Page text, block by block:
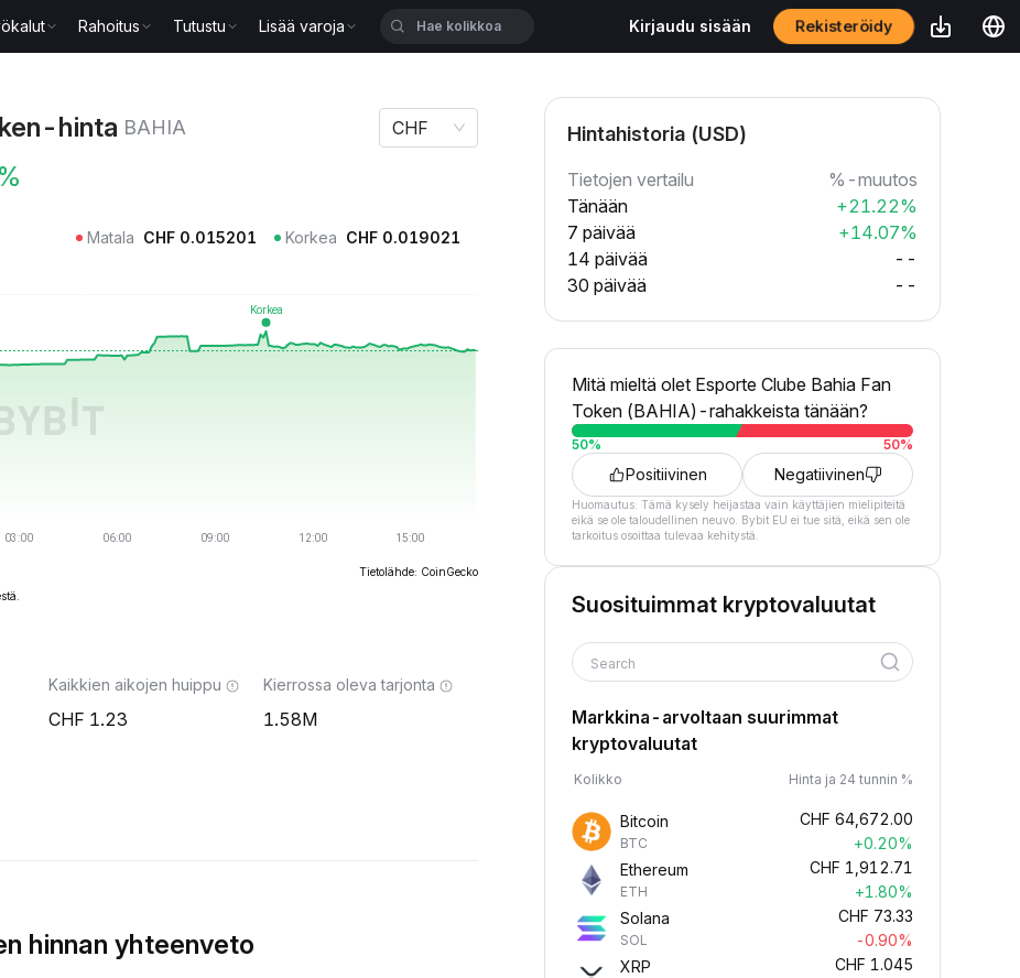
Rahoitus Tutustu Lisää varoja Kirjaudu sisään Rekisteröidy
hinta BAHIA CHF
Matala CHF 0.015201 Korkea CHF 0.019021
Tietolähde: CoinGecko
Kaikkien aikojen huippu
1.23
Kierrossa oleva tarjonta
1.58M
hinnan yhteenveto
Hintahistoria (USD)
Tietojen vertailu
%-muutos
Tänään
+21.22%
7 päivää
+14.07%
14 päivää
--
30 päivää
--
Mitä mieltä olet Esporte Clube Bahia Fan
Token (BAHIA)-rahakkeista tänään?
50% 50%
Positiivinen Negatiivinen
Huomautus: Tämä kysely heijastaa vain käyttäjien mielipiteitä
eikä se ole taloudellinen neuvo. Bybit EU ei tue sitä, eikä sen ole
tarkoitus osoittaa tulevaa kehitystä.
Suosituimmat kryptovaluutat
Search
Markkina-arvoltaan suurimmat
kryptovaluutat
Kolikko Hinta ja 24 tunnin %
Bitcoin
BTC
CHF 64,672.00
+0.20%
Ethereum
ETH
CHF 1,912.71
+1.80%
Solana
SOL
CHF 73.33
-0.90%
XRP
CHF 1.045